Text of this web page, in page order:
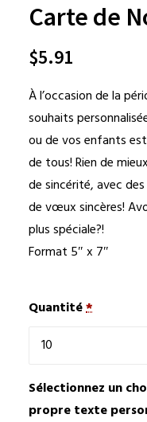
Carte de
$5.91
À l’occasion de la
souhaits
ou de vos enfants
de tous! Rien de
de sincérité, avec
de vœux sincères!
plus spéciale?!
Format 5″ x 7″
Quantité*
Sélectionnez un
propre texte